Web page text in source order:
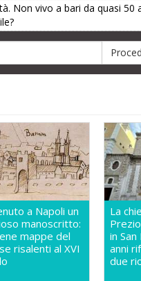
Non vivo a bari da quasi
a Napoli un
manoscritto:
mappe del
risalenti al XVI
La
in
anni
due